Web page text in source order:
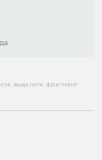
выделите фрагмент